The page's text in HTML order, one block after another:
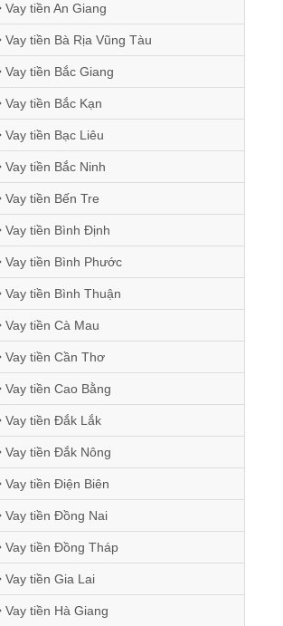
Vay tiền An Giang
Vay tiền Bà Rịa Vũng Tàu
Vay tiền Bắc Giang
Vay tiền Bắc Kạn
Vay tiền Bạc Liêu
Vay tiền Bắc Ninh
Vay tiền Bến Tre
Vay tiền Bình Định
Vay tiền Bình Phước
Vay tiền Bình Thuận
Vay tiền Cà Mau
Vay tiền Cần Thơ
Vay tiền Cao Bằng
Vay tiền Đắk Lắk
Vay tiền Đắk Nông
Vay tiền Điện Biên
Vay tiền Đồng Nai
Vay tiền Đồng Tháp
Vay tiền Gia Lai
Vay tiền Hà Giang